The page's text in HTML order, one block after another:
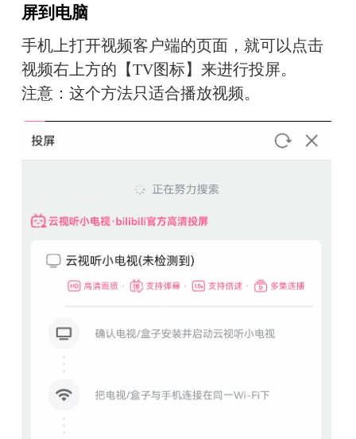
屏到电脑
手机上打开视频客户端的页面，就可以点击
视频右上方的【TV图标】来进行投屏。
注意：这个方法只适合播放视频。